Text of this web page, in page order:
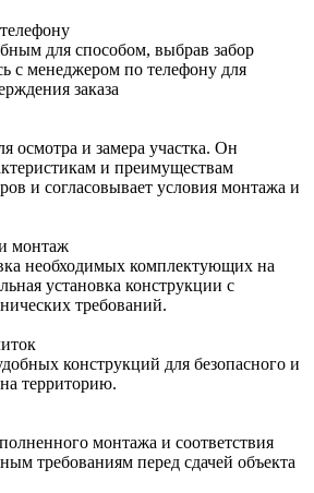
для способом, выбрав забор
с менеджером по телефону для
заказа
осмотра и замера участка. Он
и преимуществам
и согласовывает условия монтажа и
монтаж
необходимых комплектующих на
установка конструкции с
требований.
конструкций для безопасного и
территорию.
монтажа и соответствия
требованиям перед сдачей объекта